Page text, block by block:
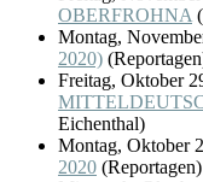
OBERFROHNA (
Montag,
2020) (Reportagen
Freitag, Oktober
Eichenthal)
Montag, Oktober
2020 (Reportagen)